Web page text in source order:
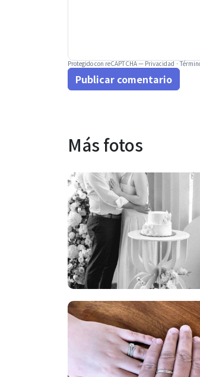
Protegido con reCAPTCHA —Privacidad·
Publicar comentario
Más fotos